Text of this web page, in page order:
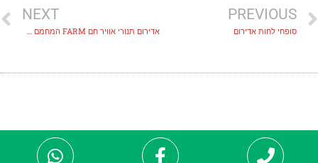
PREVIOUS
סופחי לחות אדירום
NEXT
אדירום תנורי אוויר חם FARM המחמם האוטומטי